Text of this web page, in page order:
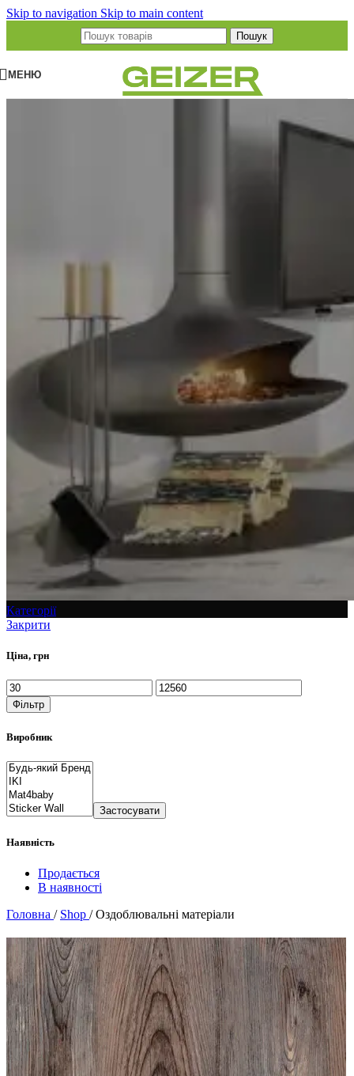
Skip to navigation Skip to main content
Пошук
МЕНЮ
Категорії
Закрити
Ціна, грн
Фільтр
Виробник
Застосувати
Наявність
Продається
В наявності
Головна / Shop / Оздоблювальні матеріали